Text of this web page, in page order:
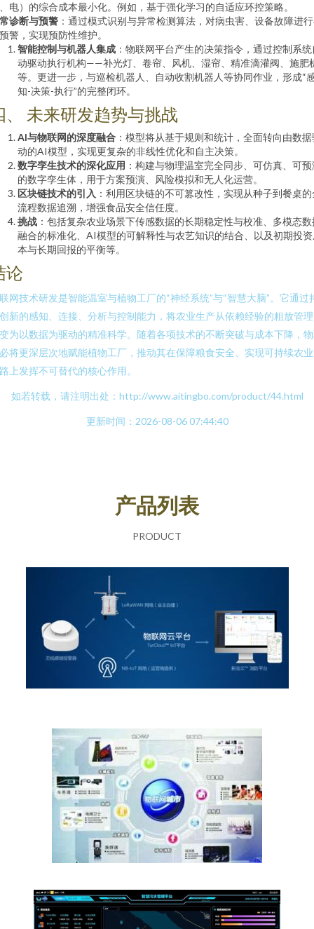
电）的综合成本最小化。例如，基于强化学习的自适应环控策略。
诊断与预警 ：通过模式识别与异常检测算法，对病虫害、设备故障进
警，实现预防性维护。
智能控制与机器人集成 ：物联网平台产生的决策指令，通过控制系
动驱动执行机构——补光灯、卷帘、风机、湿帘、精准滴灌阀、施肥
等。更进一步，与巡检机器人、自动收割机器人等协同作业，形成“
知-决策-执行”的完整闭环。
、 未来研发趋势与挑战
AI与物联网的深度融合 ：模型将从基于规则和统计，全面转向由数
动的AI模型，实现更复杂的非线性优化和自主决策。
数字孪生技术的深化应用 ：构建与物理温室完全同步、可仿真、可
的数字孪生体，用于方案预演、风险模拟和无人化运营。
区块链技术的引入 ：利用区块链的不可篡改性，实现从种子到餐桌
流程数据追溯，增强食品安全信任度。
挑战 ：包括复杂农业场景下传感数据的长期稳定性与校准、多模态数
融合的标准化、AI模型的可解释性与农艺知识的结合、以及初期投
本与长期回报的平衡等。
论
网技术研发是智能温室与植物工厂的“神经系统”与“智慧大脑”。它通过
新的感知、连接、分析与控制能力，将农业生产从依赖经验的粗放管
为以数据为驱动的精准科学。随着各项技术的不断突破与成本下降，
将更深层次地赋能植物工厂，推动其在保障粮食安全、实现可持续农
上发挥不可替代的核心作用。
如若转载，请注明出处：http://www.aitingbo.com/product/44.html
更新时间：2026-08-06 07:44:40
产品列表
PRODUCT